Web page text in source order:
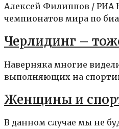
Алексей Филиппов / РИА
чемпионатов мира по
Черлидинг –
Наверняка многие
выполняющих на
Женщины и
В данном случае мы не